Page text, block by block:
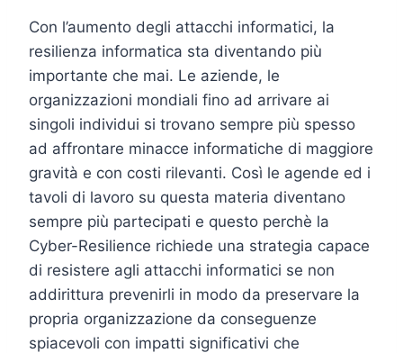
Con l’aumento degli attacchi informatici, la
resilienza informatica sta diventando più
importante che mai. Le aziende, le
organizzazioni mondiali fino ad arrivare ai
singoli individui si trovano sempre più spesso
ad affrontare minacce informatiche di maggiore
gravità e con costi rilevanti. Così le agende ed i
tavoli di lavoro su questa materia diventano
sempre più partecipati e questo perchè la
Cyber-Resilience richiede una strategia capace
di resistere agli attacchi informatici se non
addirittura prevenirli in modo da preservare la
propria organizzazione da conseguenze
spiacevoli con impatti significativi che